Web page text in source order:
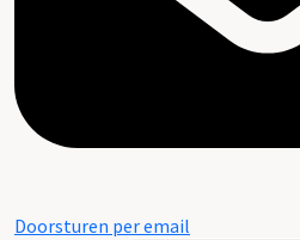
Doorsturen per email